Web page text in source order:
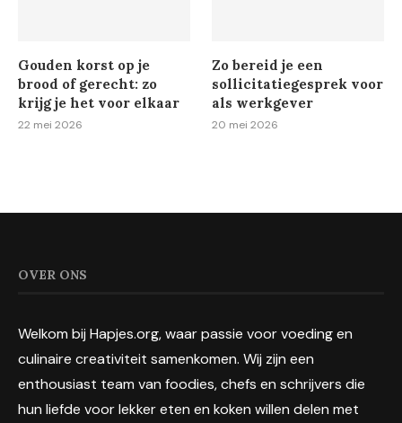
Gouden korst op je
brood of gerecht: zo
krijg je het voor elkaar
22 mei 2026
Zo bereid je een
sollicitatiegesprek voor
als werkgever
20 mei 2026
OVER ONS
Welkom bij Hapjes.org, waar passie voor voeding en
culinaire creativiteit samenkomen. Wij zijn een
enthousiast team van foodies, chefs en schrijvers die
hun liefde voor lekker eten en koken willen delen met